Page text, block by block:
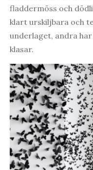
fladdermöss och
klart urskiljbara och
underlaget, andra
klasar.